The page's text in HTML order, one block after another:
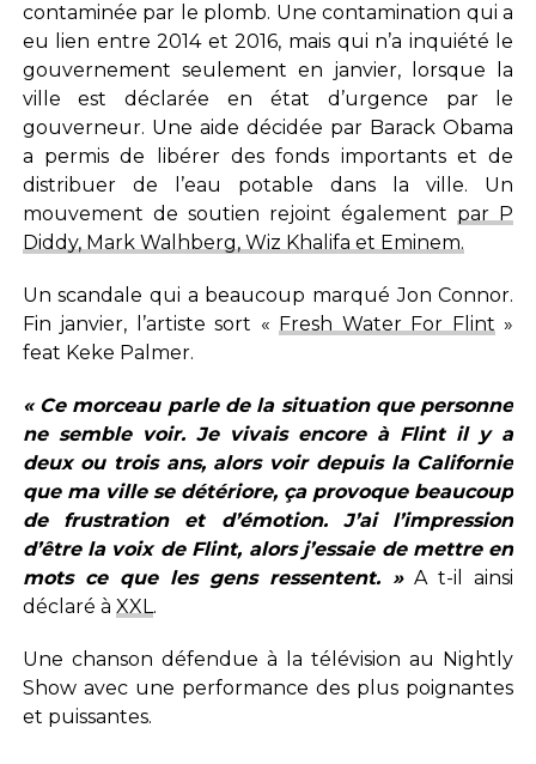
contaminée par le plomb. Une contamination qui a
eu lien entre 2014 et 2016, mais qui n’a inquiété le
gouvernement seulement en janvier, lorsque la
ville est déclarée en état d’urgence par le
gouverneur. Une aide décidée par Barack Obama
a permis de libérer des fonds importants et de
distribuer de l’eau potable dans la ville. Un
mouvement de soutien rejoint également par P
Diddy, Mark Walhberg, Wiz Khalifa et Eminem.
Un scandale qui a beaucoup marqué Jon Connor.
Fin janvier, l’artiste sort « Fresh Water For Flint »
feat Keke Palmer.
« Ce morceau parle de la situation que personne
ne semble voir. Je vivais encore à Flint il y a
deux ou trois ans, alors voir depuis la Californie
que ma ville se détériore, ça provoque beaucoup
de frustration et d’émotion. J’ai l’impression
d’être la voix de Flint, alors j’essaie de mettre en
mots ce que les gens ressentent. »A t-il ainsi
déclaré à XXL.
Une chanson défendue à la télévision au Nightly
Show avec une performance des plus poignantes
et puissantes.